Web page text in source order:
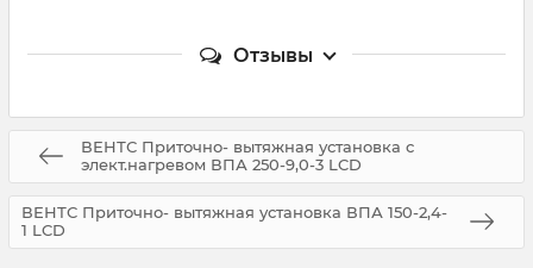
Отзывы
ВЕНТС Приточно- вытяжная установка с
элект.нагревом ВПА 250-9,0-3 LCD
ВЕНТС Приточно- вытяжная установка ВПА 150-2,4-
1 LCD